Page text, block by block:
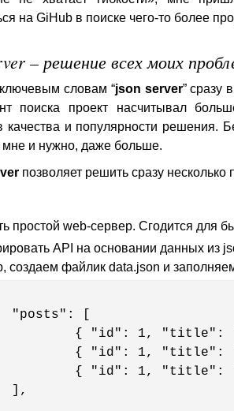
на GiHub в поиске чего-то более
– решение всех моих
словам “json server” сразу
поиска проект насчитывал
качества и популярности решения.
мне и нужно, даже больше.
позволяет решить сразу несколько
простой web-сервер. Сгодится для
API на основании данных из
создаем файлик data.json и